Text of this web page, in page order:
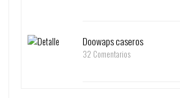
Doowaps caseros
32 Comentarios